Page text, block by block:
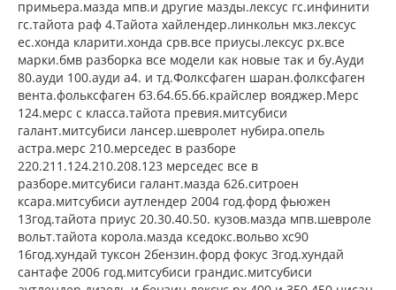
примьера.мазда мпв.и другие мазды.лексус гс.инфинити
гс.тайота раф 4.Тайота хайлендер.линкольн мкз.лексус
ес.хонда кларити.хонда срв.все приусы.лексус рх.все
марки.бмв разборка все модели как новые так и бу.Ауди
80.ауди 100.ауди а4. и тд.Фолксфаген шаран.фолксфаген
вента.фольксфаген б3.б4.б5.б6.крайслер вояджер.Мерс
124.мерс с класса.тайота превия.митсубиси
галант.митсубиси лансер.шевролет нубира.опель
астра.мерс 210.мерседес в разборе
220.211.124.210.208.123 мерседес все в
разборе.митсубиси галант.мазда 626.ситроен
ксара.митсубиси аутлендер 2004 год.форд фьюжен
13год.тайота приус 20.30.40.50. кузов.мазда мпв.шевроле
вольт.тайота корола.мазда кседокс.вольво хс90
16год.хундай туксон 2бензин.форд фокус 3год.хундай
сантафе 2006 год.митсубиси грандис.митсубиси